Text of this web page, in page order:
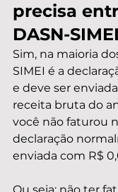
precisa
DASN-
Sim, na maioria
SIMEI é a
e deve ser
receita bruta do
você não faturou
declaração
enviada com R$